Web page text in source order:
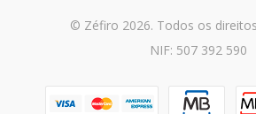
© Zéfiro 2026. Todos os
NIF: 507 392 590